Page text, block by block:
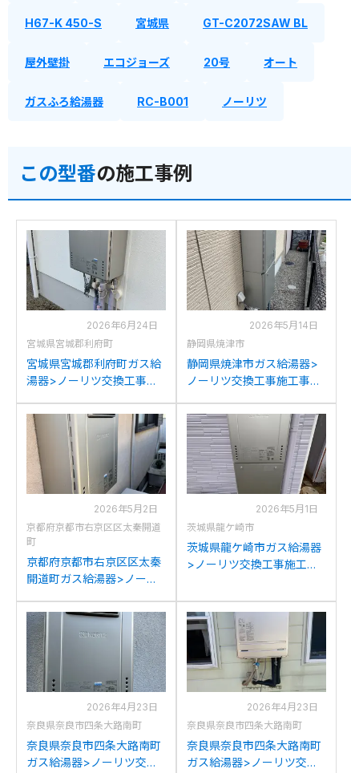
H67-K 450-S 宮城県 GT-C2072SAW BL
屋外壁掛 エコジョーズ 20号 オート
ガスふろ給湯器 RC-B001 ノーリツ
この型番の施工事例
2026年6月24日
宮城県宮城郡利府町
宮城県宮城郡利府町ガス給
湯器>ノーリツ交換工事施
C2042SAWX-MBからノー
リツGT-C2072SAW BLへ
の交換
2026年5月14日
静岡県焼津市
静岡県焼津市ガス給湯器>
ノーリツ交換工事施工事
A2003SAW(A)からノーリ
ツGT-C2072SAW BLへの
交換
2026年5月2日
京都府京都市右京区区太秦開道
町
京都府京都市右京区区太秦
開道町ガス給湯器>ノーリ
リツGT-2428SAWXからノ
ーリツGT-C2072SAW BL
への交換
2026年5月1日
茨城県龍ケ崎市
茨城県龍ケ崎市ガス給湯器
>ノーリツ交換工事施工事
C2052SAWX-2からノーリ
ツGT-C2072SAW BLへの
交換
2026年4月23日
奈良県奈良市四条大路南町
奈良県奈良市四条大路南町
ガス給湯器>ノーリツ交換
2026年4月23日
奈良県奈良市四条大路南町
奈良県奈良市四条大路南町
ガス給湯器>ノーリツ交換